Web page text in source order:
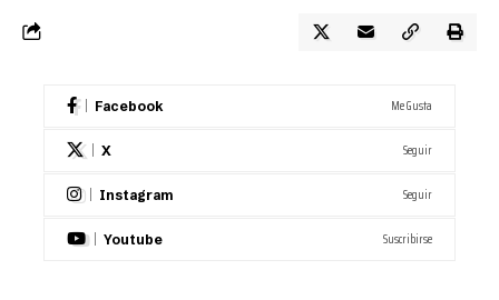
Facebook Me Gusta
X Seguir
Instagram Seguir
Youtube Suscribirse